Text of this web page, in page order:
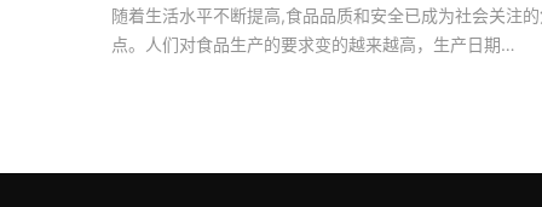
随着生活水平不断提高,食品品质和安全已成为社会关注
点。人们对食品生产的要求变的越来越高，生产日期…